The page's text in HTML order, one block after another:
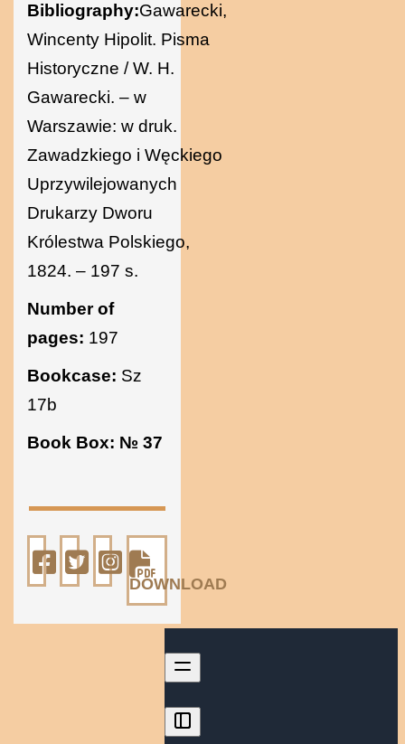
Bibliography:Gawarecki,
Wincenty Hipolit. Pisma
Historyczne / W. H.
Gawarecki. – w
Warszawie: w druk.
Zawadzkiego i Węckiego
Uprzywilejowanych
Drukarzy Dworu
Królestwa Polskiego,
1824. – 197 s.
Number of
pages: 197
Bookcase: Sz
17b
Book Box: № 37
DOWNLOAD